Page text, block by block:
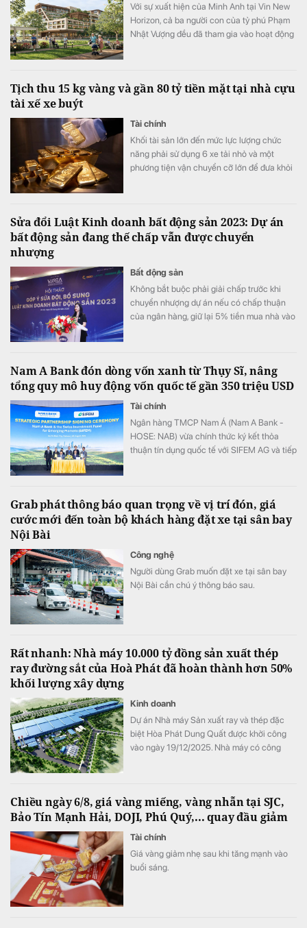
Với sự xuất hiện của Minh Anh tại Vin New
Horizon, cả ba người con của tỷ phú Phạm
Nhật Vượng đều đã tham gia vào hoạt động
Tịch thu 15 kg vàng và gần 80 tỷ tiền mặt tại nhà cựu
tài xế xe buýt
Tài chính
Khối tài sản lớn đến mức lực lượng chức
năng phải sử dụng 6 xe tải nhỏ và một
phương tiện vận chuyển cỡ lớn để đưa khỏi
Sửa đổi Luật Kinh doanh bất động sản 2023: Dự án
bất động sản đang thế chấp vẫn được chuyển
nhượng
Bất động sản
Không bắt buộc phải giải chấp trước khi
chuyển nhượng dự án nếu có chấp thuận
của ngân hàng, giữ lại 5% tiền mua nhà vào
Nam A Bank đón dòng vốn xanh từ Thụy Sĩ, nâng
tổng quy mô huy động vốn quốc tế gần 350 triệu USD
Tài chính
Ngân hàng TMCP Nam Á (Nam A Bank -
HOSE: NAB) vừa chính thức ký kết thỏa
thuận tín dụng quốc tế với SIFEM AG và tiếp
thu hút thành công từ đầu năm đến nay lên
gần 350 triệu USD.
Grab phát thông báo quan trọng về vị trí đón, giá
cước mới đến toàn bộ khách hàng đặt xe tại sân bay
Nội Bài
Công nghệ
Người dùng Grab muốn đặt xe tại sân bay
Nội Bài cần chú ý thông báo sau.
Rất nhanh: Nhà máy 10.000 tỷ đồng sản xuất thép
ray đường sắt của Hoà Phát đã hoàn thành hơn 50%
khối lượng xây dựng
Kinh doanh
Dự án Nhà máy Sản xuất ray và thép đặc
biệt Hòa Phát Dung Quất được khởi công
vào ngày 19/12/2025. Nhà máy có công
phía Đông Khu Kinh tế Dung Quất.
Chiều ngày 6/8, giá vàng miếng, vàng nhẫn tại SJC,
Bảo Tín Mạnh Hải, DOJI, Phú Quý,... quay đầu giảm
Tài chính
Giá vàng giảm nhẹ sau khi tăng mạnh vào
buổi sáng.